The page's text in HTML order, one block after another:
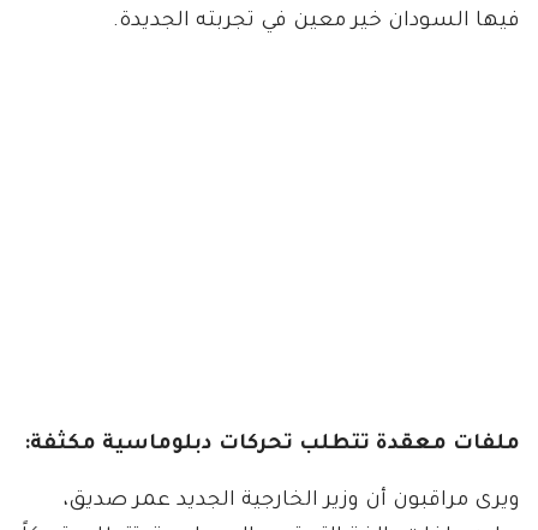
فيها السودان خير معين في تجربته الجديدة.
ملفات معقدة تتطلب تحركات دبلوماسية مكثفة:
ويرى مراقبون أن وزير الخارجية الجديد عمر صديق،